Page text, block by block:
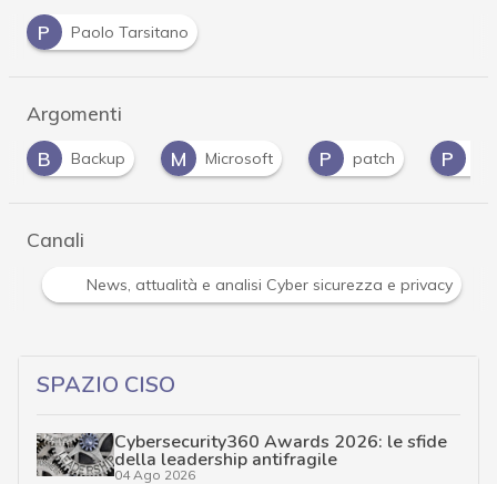
P
Paolo Tarsitano
Argomenti
M
Microsoft P patch P patch tuesday
Canali
Attacchi hacker e Malware: le ultime news in tempo
SPAZIO CISO
Cybersecurity360 Awards 2026: le sfide
della leadership antifragile
04 Ago 2026